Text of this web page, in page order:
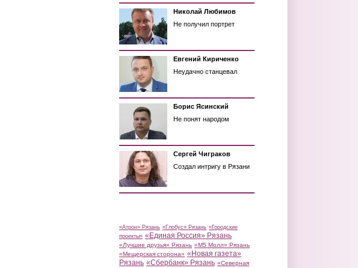
Николай Любимов
Не получил портрет
Евгений Кириченко
Неудачно станцевал
Борис Ясинский
Не понят народом
Сергей Чиграков
Создал интригу в Рязани
«Атрон» Рязань «Глобус» Рязань «Городские
проекты» «Единая Россия» Рязань
«Лучшие друзья» Рязань «М5 Молл» Рязань
«Мещерская сторона» «Новая газета»
Рязань «Сбербанк» Рязань «Северная